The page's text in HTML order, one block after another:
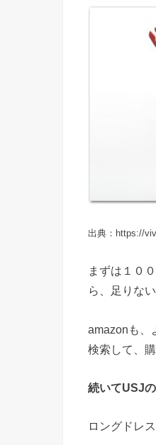
出典：https://
まずは１０
ら、足りな
amazonも、
検索して、
続いてUSJ
ロングドレ